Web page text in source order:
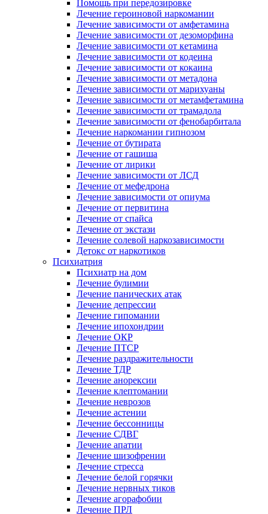
Помощь при передозировке
Лечение героиновой наркомании
Лечение зависимости от амфетамина
Лечение зависимости от дезоморфина
Лечение зависимости от кетамина
Лечение зависимости от кодеина
Лечение зависимости от кокаина
Лечение зависимости от метадона
Лечение зависимости от марихуаны
Лечение зависимости от метамфетамина
Лечение зависимости от трамадола
Лечение зависимости от фенобарбитала
Лечение наркомании гипнозом
Лечение от бутирата
Лечение от гашиша
Лечение от лирики
Лечение зависимости от ЛСД
Лечение от мефедрона
Лечение зависимости от опиума
Лечение от первитина
Лечение от спайса
Лечение от экстази
Лечение солевой наркозависимости
Детокс от наркотиков
Психиатрия
Психиатр на дом
Лечение булимии
Лечение панических атак
Лечение депрессии
Лечение гипомании
Лечение ипохондрии
Лечение ОКР
Лечение ПТСР
Лечение раздражительности
Лечение ТДР
Лечение анорексии
Лечение клептомании
Лечение неврозов
Лечение астении
Лечение бессонницы
Лечение СДВГ
Лечение апатии
Лечение шизофрении
Лечение стресса
Лечение белой горячки
Лечение нервных тиков
Лечение агорафобии
Лечение ПРЛ